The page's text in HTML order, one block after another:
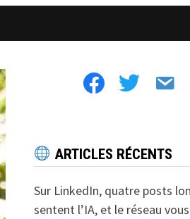
facebooktwitter email
ARTICLES RÉCENTS
Sur LinkedIn, quatre posts
sentent l’IA, et le réseau